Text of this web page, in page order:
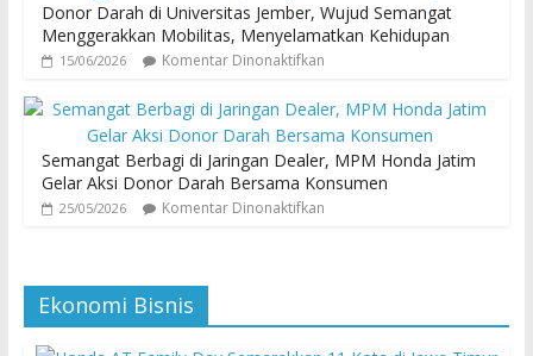
Donor Darah di Universitas Jember, Wujud Semangat
Menggerakkan Mobilitas, Menyelamatkan Kehidupan
15/06/2026 Komentar Dinonaktifkan
Semangat Berbagi di Jaringan Dealer, MPM Honda Jatim
Gelar Aksi Donor Darah Bersama Konsumen
25/05/2026 Komentar Dinonaktifkan
Ekonomi Bisnis